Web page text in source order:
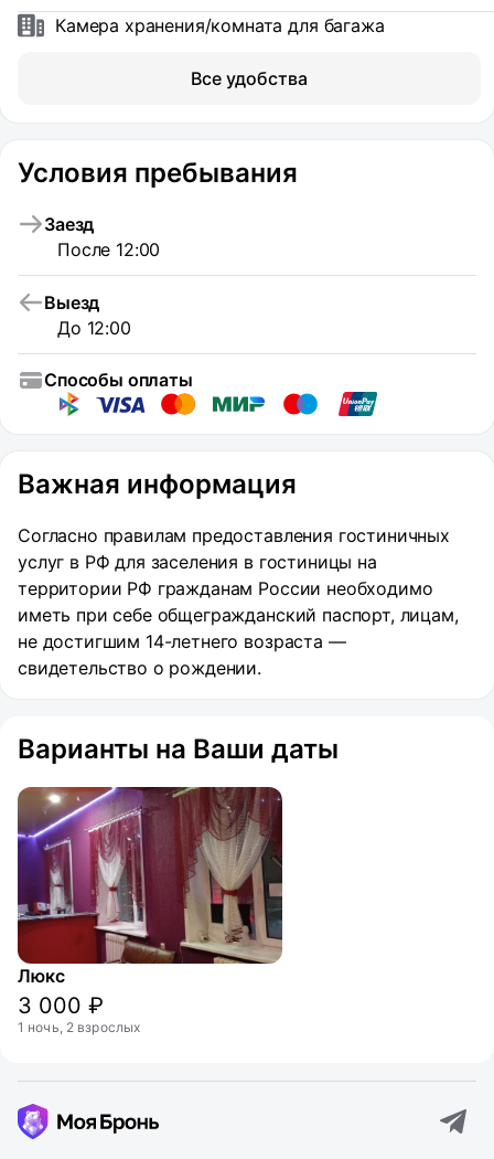
Камера хранения/комната для багажа
Все удобства
Условия пребывания
Заезд
После 12:00
Выезд
До 12:00
Способы оплаты
Важная информация
Согласно правилам предоставления гостиничных
услуг в РФ для заселения в гостиницы на
территории РФ гражданам России необходимо
иметь при себе общегражданский паспорт, лицам,
не достигшим 14-летнего возраста —
свидетельство о рождении.
Варианты на Ваши даты
Люкс
3 000 ₽
1 ночь, 2 взрослых